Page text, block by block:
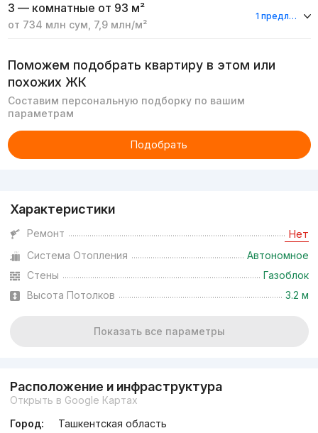
3 — комнатные от 93 м²
от 734 млн сум 7,9 млн/м²
1 предложение
Поможем подобрать квартиру в этом или
похожих ЖК
Составим персональную подборку по вашим
параметрам
Подобрать
Характеристики
Ремонт Нет
Система Отопления
Автономное
Стены
Газоблок
Высота Потолков
3.2 м
Показать все параметры
Расположение и инфраструктура
Открыть в Google Картах
Город:
Ташкентская область